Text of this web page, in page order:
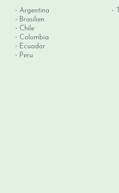
Argentina
Brasilien
Chile
Colombia
Ecuador
Peru